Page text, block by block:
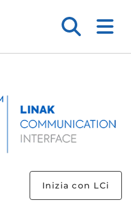
Inizia con LCi